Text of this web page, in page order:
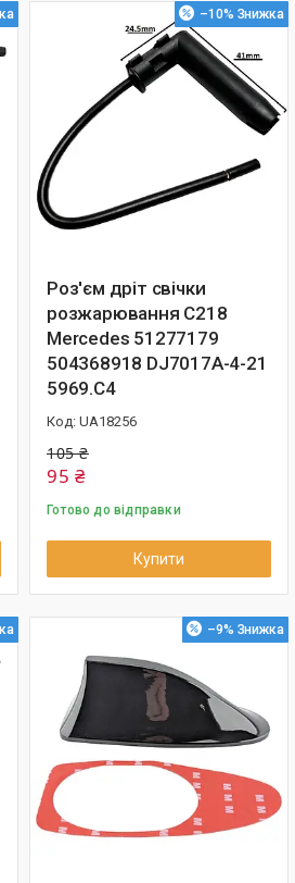
–10%
Роз'єм дріт свічки
розжарювання C218
Mercedes 51277179
504368918 DJ7017A-4-21
5969.C4
UA18256
105 ₴
95 ₴
Готово до відправки
Купити
–9%